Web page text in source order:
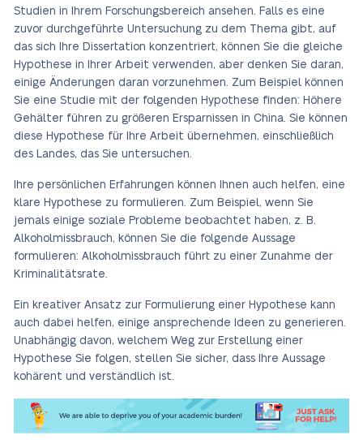
Studien in Ihrem Forschungsbereich ansehen. Falls es eine
zuvor durchgeführte Untersuchung zu dem Thema gibt, auf
das sich Ihre Dissertation konzentriert, können Sie die gleiche
Hypothese in Ihrer Arbeit verwenden, aber denken Sie daran,
einige Änderungen daran vorzunehmen. Zum Beispiel können
Sie eine Studie mit der folgenden Hypothese finden: Höhere
Gehälter führen zu größeren Ersparnissen in China. Sie können
diese Hypothese für Ihre Arbeit übernehmen, einschließlich
des Landes, das Sie untersuchen.
Ihre persönlichen Erfahrungen können Ihnen auch helfen, eine
klare Hypothese zu formulieren. Zum Beispiel, wenn Sie
jemals einige soziale Probleme beobachtet haben, z. B.
Alkoholmissbrauch, können Sie die folgende Aussage
formulieren: Alkoholmissbrauch führt zu einer Zunahme der
Kriminalitätsrate.
Ein kreativer Ansatz zur Formulierung einer Hypothese kann
auch dabei helfen, einige ansprechende Ideen zu generieren.
Unabhängig davon, welchem Weg zur Erstellung einer
Hypothese Sie folgen, stellen Sie sicher, dass Ihre Aussage
kohärent und verständlich ist.